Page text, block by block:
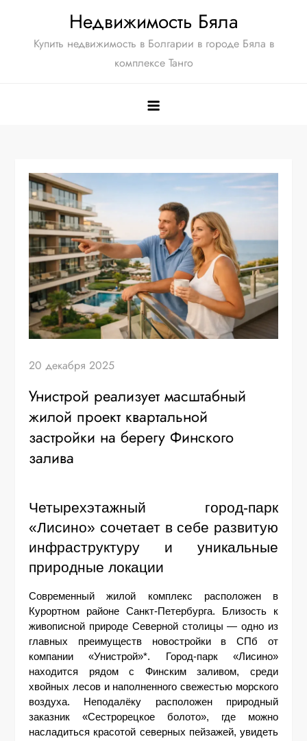
содержимому
Недвижимость Бяла
Купить недвижимость в Болгарии в городе Бяла в
комплексе Танго
20 декабря 2025
Унистрой реализует масштабный
жилой проект квартальной
застройки на берегу Финского
залива
Четырехэтажный город-парк
«Лисино» сочетает в себе развитую
инфраструктуру и уникальные
природные локации
Современный жилой комплекс расположен в
Курортном районе Санкт-Петербурга. Близость к
живописной природе Северной столицы — одно из
главных преимуществ новостройки в СПб от
компании «Унистрой»*. Город-парк «Лисино»
находится рядом с Финским заливом, среди
хвойных лесов и наполненного свежестью морского
воздуха. Неподалёку расположен природный
заказник «Сестрорецкое болото», где можно
насладиться красотой северных пейзажей, увидеть